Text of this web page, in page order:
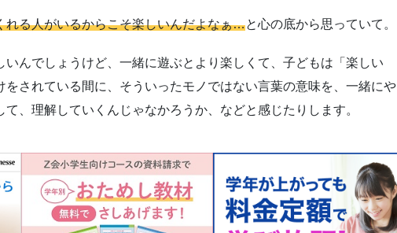
れる人がいるからこそ楽しいんだよなぁ…と心の底から思っていて。
いんでしょうけど、一緒に遊ぶとより楽しくて、子どもは「楽しい
をされている間に、そういったモノではない言葉の意味を、一緒にや
、理解していくんじゃなかろうか、などと感じたりします。